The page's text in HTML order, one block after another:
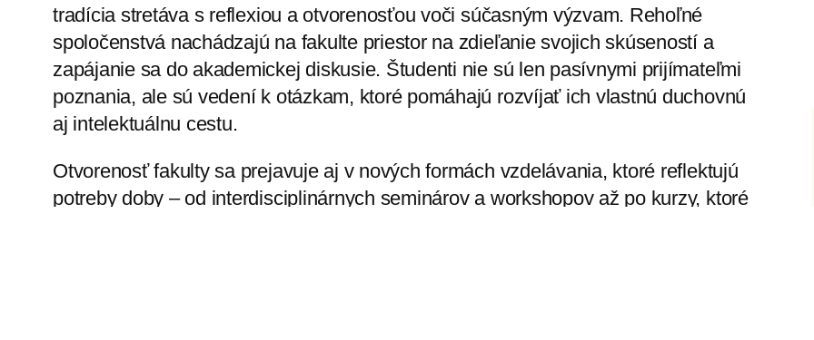
tradícia stretáva s reflexiou a otvorenosťou voči súčasným výzvam. Rehoľné
spoločenstvá nachádzajú na fakulte priestor na zdieľanie svojich skúseností a
zapájanie sa do akademickej diskusie. Študenti nie sú len pasívnymi prijímateľmi
poznania, ale sú vedení k otázkam, ktoré pomáhajú rozvíjať ich vlastnú duchovnú
aj intelektuálnu cestu.
Otvorenosť fakulty sa prejavuje aj v nových formách vzdelávania, ktoré reflektujú
potreby doby – od interdisciplinárnych seminárov a workshopov až po kurzy, ktoré